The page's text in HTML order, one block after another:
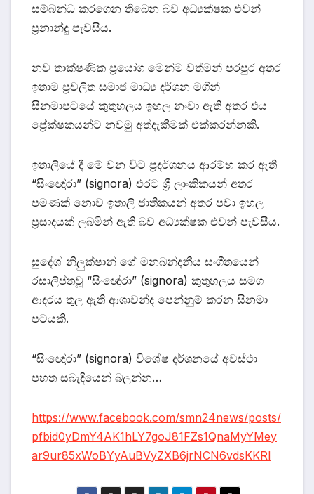
සම්බන්ධ කරගෙන තිබෙන බව අධ්‍යක්ෂක එවන්
ප්‍රනාන්දු පැවසීය.
නව තාක්ෂණික ප්‍රයෝග මෙන්ම වත්මන් පරපුර අතර
ඉතාම ප්‍රචලිත සමාජ මාධ්‍ය දර්ශන මගින්
සිනමාපටයේ කුතුහලය ඉහල නංවා ඇති අතර එය
ප්‍රේක්ෂකයන්ට නවමු අත්දැකීමක් එක්කරන්නකි.
ඉතාලියේ දී මේ වන විට ප්‍රදර්ශනය ආරම්භ කර ඇති
“සිංඥෝරා” (signora) එරට ශ්‍රී ලාංකිකයන් අතර
පමණක් නොව ඉතාලි ජාතිකයන් අතර පවා ඉහල
ප්‍රසාදයක් ලබමින් ඇති බව අධ්‍යක්ෂක එවන් පැවසීය.
සුදේශ් නිලුක්ෂාන් ගේ මනබන්දනීය සංගීතයෙන්
රසාලිප්තවූ “සිංඥෝරා” (signora) කුතුහලය සමග
ආදරය තුල ඇති ආශාවන්ද පෙන්නුම් කරන සිනමා
පටයකි.
“සිංඥෝරා” (signora) විශේෂ දර්ශනයේ අවස්ථා
පහත සබැදියෙන් බලන්න…
https://www.facebook.com/smn24news/posts/
pfbid0yDmY4AK1hLY7goJ81FZs1QnaMyYMey
ar9ur85xWoBYyAuBVyZXB6jrNCN6vdsKKRl